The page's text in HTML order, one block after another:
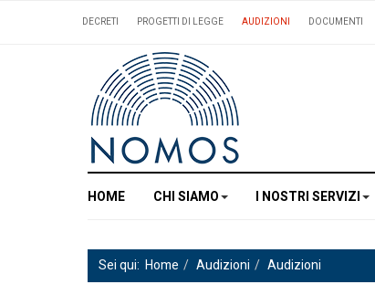
DECRETI PROGETTI DI LEGGE AUDIZIONI DOCUMENTI
HOME CHI SIAMO I NOSTRI SERVIZI
Sei qui: Home Audizioni Audizioni